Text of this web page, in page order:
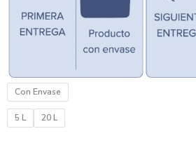
Con Envase
5 L 20 L
Lavatrastes
-
Limón